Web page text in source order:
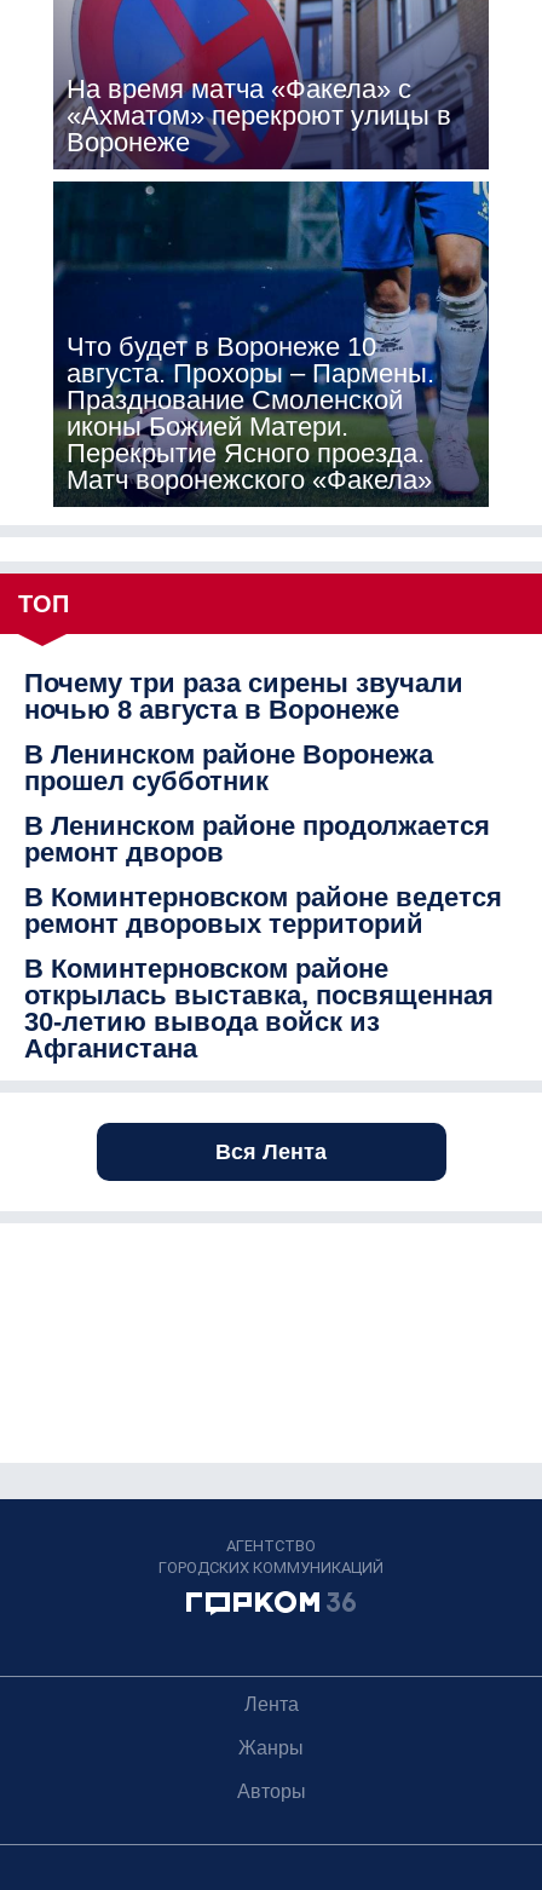
На время матча «Факела» с
«Ахматом» перекроют улицы в
Воронеже
Что будет в Воронеже 10
августа. Прохоры – Пармены.
Празднование Смоленской
иконы Божией Матери.
Перекрытие Ясного проезда.
Матч воронежского «Факела»
ТОП
Почему три раза сирены звучали
ночью 8 августа в Воронеже
В Ленинском районе Воронежа
прошел субботник
В Ленинском районе продолжается
ремонт дворов
В Коминтерновском районе ведется
ремонт дворовых территорий
В Коминтерновском районе
открылась выставка, посвященная
30-летию вывода войск из
Афганистана
Вся Лента
АГЕНТСТВО
ГОРОДСКИХ КОММУНИКАЦИЙ
Лента
Жанры
Авторы